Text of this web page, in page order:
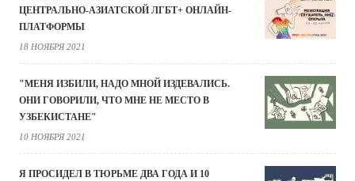
ЦЕНТРАЛЬНО-АЗИАТСКОЙ ЛГБТ+ ОНЛАЙН-
ПЛАТФОРМЫ
18 НОЯБРЯ 2021
"МЕНЯ ИЗБИЛИ, НАДО МНОЙ ИЗДЕВАЛИСЬ.
ОНИ ГОВОРИЛИ, ЧТО МНЕ НЕ МЕСТО В
УЗБЕКИСТАНЕ"
10 НОЯБРЯ 2021
Я ПРОСИДЕЛ В ТЮРЬМЕ ДВА ГОДА И 10